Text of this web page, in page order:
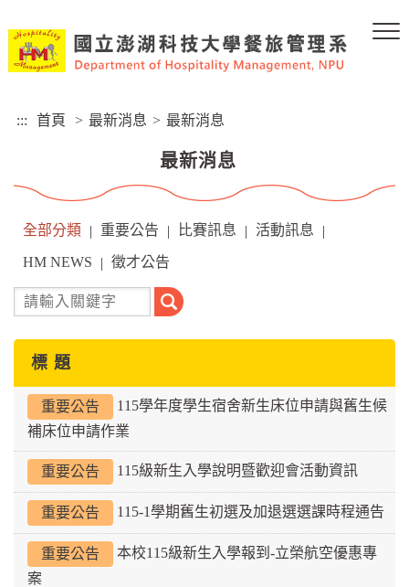
到
要
::: 首頁 > 最新消息 > 最新消息
最新消息
全部分類 | 重要公告 | 比賽訊息 | 活動訊息
|
HM NEWS
| 徵才公告
搜
尋
標 題
重要公告
115學年度學生宿舍新生床位申請與舊生候
補床位申請作業
重要公告 115級新生入學說明暨歡迎會活動資訊
重要公告 115-1學期舊生初選及加退選選課時程通告
重要公告
本校115級新生入學報到-立榮航空優惠專
案